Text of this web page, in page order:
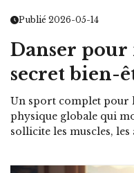
Publié 2026-05-14
Danser
secret bien-
Un sport complet pour
physique globale qui
sollicite les muscles,